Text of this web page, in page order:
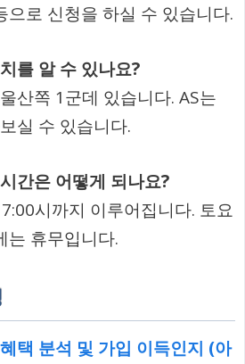
으로 신청을 하실 수 있습니다.
를 알 수 있나요?
산쪽 1군데 있습니다. AS는
실 수 있습니다.
간은 어떻게 되나요?
시까지 이루어집니다. 토요
는 휴무입니다.
택 분석 및 가입 이득인지 (아